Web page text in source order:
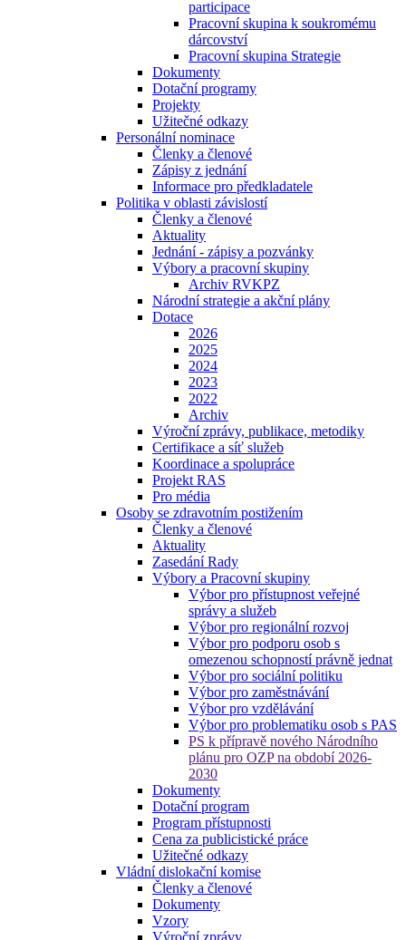
participace
Pracovní skupina k soukromému
dárcovství
Pracovní skupina Strategie
Dokumenty
Dotační programy
Projekty
Užitečné odkazy
Personální nominace
Členky a členové
Zápisy z jednání
Informace pro předkladatele
Politika v oblasti závislostí
Členky a členové
Aktuality
Jednání - zápisy a pozvánky
Výbory a pracovní skupiny
Archiv RVKPZ
Národní strategie a akční plány
Dotace
2026
2025
2024
2023
2022
Archiv
Výroční zprávy, publikace, metodiky
Certifikace a síť služeb
Koordinace a spolupráce
Projekt RAS
Pro média
Osoby se zdravotním postižením
Členky a členové
Aktuality
Zasedání Rady
Výbory a Pracovní skupiny
Výbor pro přístupnost veřejné
správy a služeb
Výbor pro regionální rozvoj
Výbor pro podporu osob s
omezenou schopností právně jednat
Výbor pro sociální politiku
Výbor pro zaměstnávání
Výbor pro vzdělávání
Výbor pro problematiku osob s PAS
PS k přípravě nového Národního
plánu pro OZP na období 2026-
2030
Dokumenty
Dotační program
Program přístupnosti
Cena za publicistické práce
Užitečné odkazy
Vládní dislokační komise
Členky a členové
Dokumenty
Vzory